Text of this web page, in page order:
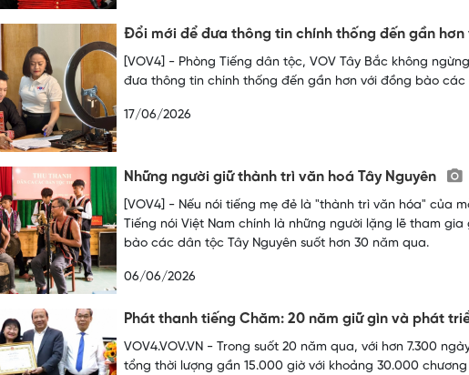
Đổi mới để đưa thông tin chính thống đến gần
[VOV4] - Phòng Tiếng dân tộc, VOV Tây Bắc không
đưa thông tin chính thống đến gần hơn với đồng bào các
17/06/2026
Những người giữ thành trì văn hoá Tây Nguyên
[VOV4] - Nếu nói tiếng mẹ đẻ là "thành trì văn hóa" của
Tiếng nói Việt Nam chính là những người lặng lẽ tham
bào các dân tộc Tây Nguyên suốt hơn 30 năm qua.
06/06/2026
Phát thanh tiếng Chăm: 20 năm giữ gìn và phát
VOV4.VOV.VN - Trong suốt 20 năm qua, với hơn 7.300
tổng thời lượng gần 15.000 giờ với khoảng 30.000